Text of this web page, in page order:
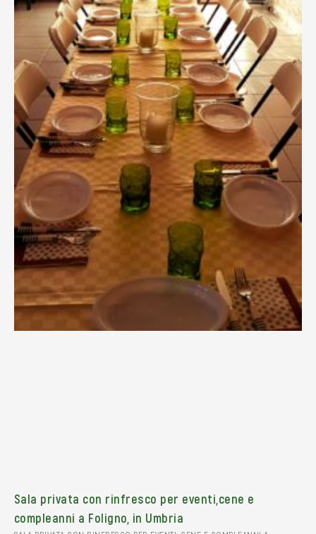
Sala privata con rinfresco per eventi,cene e
compleanni a Foligno, in Umbria